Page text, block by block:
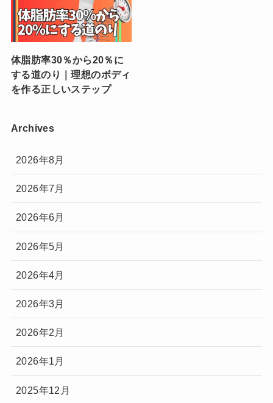
体脂肪率30％から20％に
する道のり｜理想のボディ
を作る正しいステップ
Archives
2026年8月
2026年7月
2026年6月
2026年5月
2026年4月
2026年3月
2026年2月
2026年1月
2025年12月